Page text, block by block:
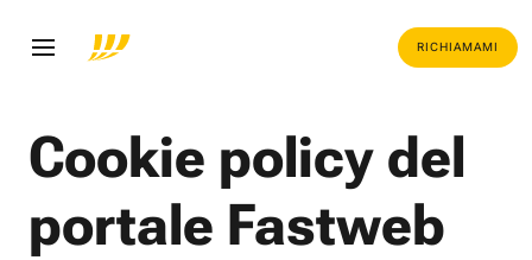
RICHIAMAMI
Cookie policy del
portale Fastweb